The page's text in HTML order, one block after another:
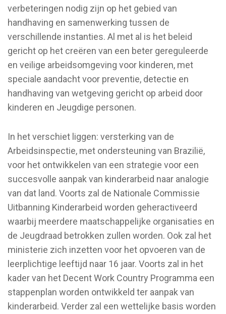
verbeteringen nodig zijn op het gebied van
handhaving en samenwerking tussen de
verschillende instanties. Al met al is het beleid
gericht op het creëren van een beter gereguleerde
en veilige arbeidsomgeving voor kinderen, met
speciale aandacht voor preventie, detectie en
handhaving van wetgeving gericht op arbeid door
kinderen en Jeugdige personen.
In het verschiet liggen: versterking van de
Arbeidsinspectie, met ondersteuning van Brazilië,
voor het ontwikkelen van een strategie voor een
succesvolle aanpak van kinderarbeid naar analogie
van dat land. Voorts zal de Nationale Commissie
Uitbanning Kinderarbeid worden geheractiveerd
waarbij meerdere maatschappelijke organisaties en
de Jeugdraad betrokken zullen worden. Ook zal het
ministerie zich inzetten voor het opvoeren van de
leerplichtige leeftijd naar 16 jaar. Voorts zal in het
kader van het Decent Work Country Programma een
stappenplan worden ontwikkeld ter aanpak van
kinderarbeid. Verder zal een wettelijke basis worden